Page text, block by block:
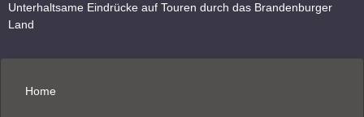
Unterhaltsame Eindrücke auf Touren durch das Brandenburger
Land
Home